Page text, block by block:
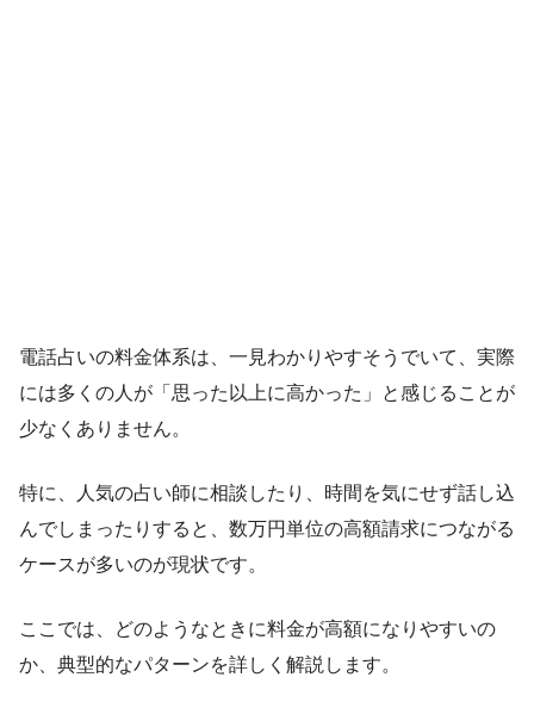
電話占いの料金体系は、一見わかりやすそうでいて、実際
には多くの人が「思った以上に高かった」と感じることが
少なくありません。
特に、人気の占い師に相談したり、時間を気にせず話し込
んでしまったりすると、数万円単位の高額請求につながる
ケースが多いのが現状です。
ここでは、どのようなときに料金が高額になりやすいの
か、典型的なパターンを詳しく解説します。